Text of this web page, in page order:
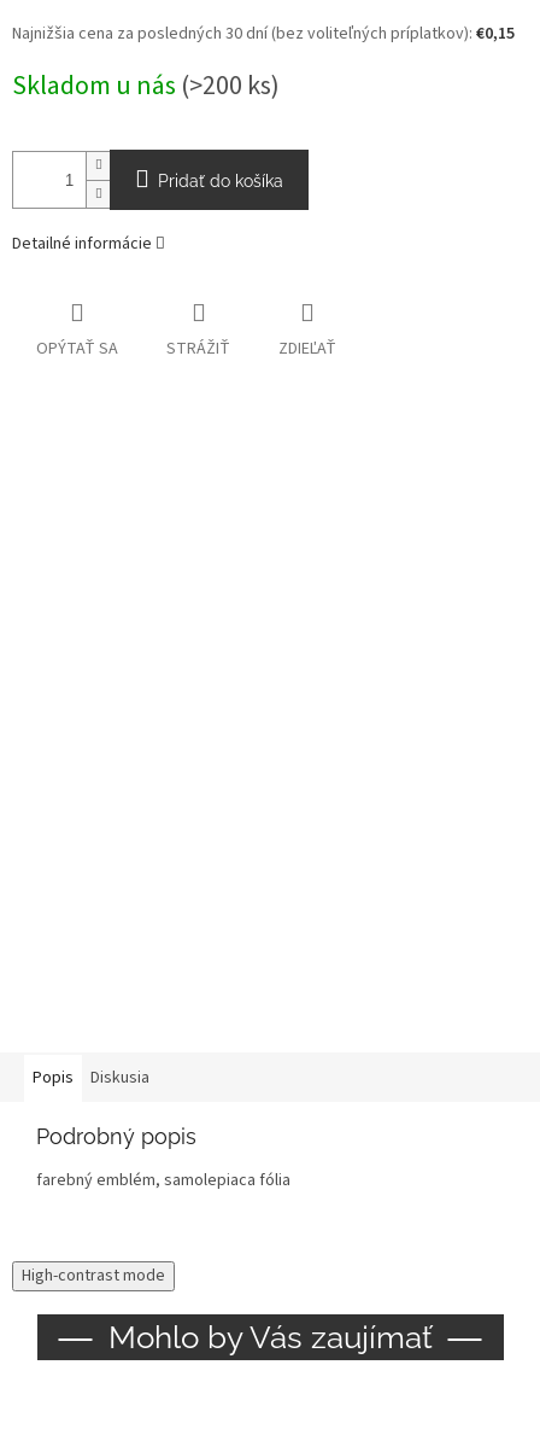
Jednotková
cena:
Najnižšia cena za posledných 30 dní (bez voliteľných príplatkov): €0,15
Skladom u nás (>200 ks)
Pridať do košíka
Detailné informácie
OPÝTAŤ SA STRÁŽIŤ ZDIEĽAŤ
Popis Diskusia
Podrobný popis
farebný emblém, samolepiaca fólia
High-contrast mode
Mohlo by Vás zaujímať